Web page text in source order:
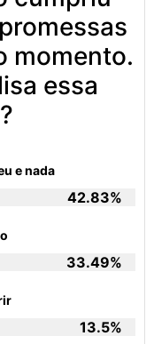
momento.
essa
e nada
42.83%
33.49%
13.5%